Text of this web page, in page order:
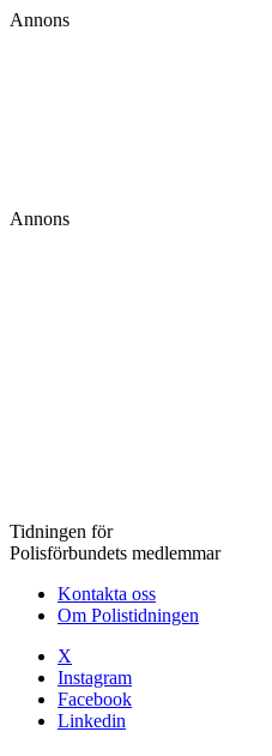
Annons
Annons
Tidningen för
Polisförbundets medlemmar
Kontakta oss
Om Polistidningen
X
Instagram
Facebook
Linkedin